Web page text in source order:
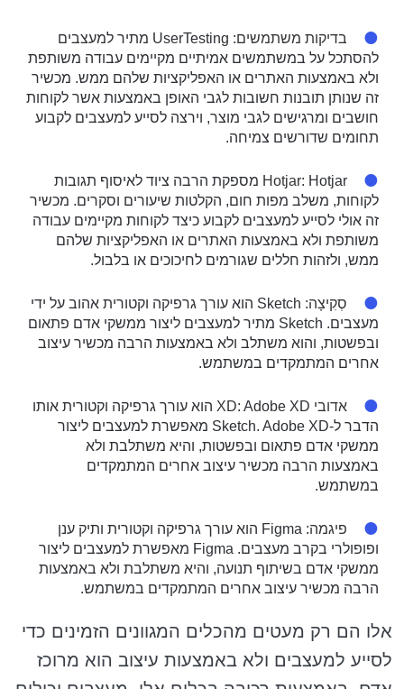
בדיקות משתמשים
: UserTesting מתיר למעצבים
להסתכל על במשתמשים אמיתיים מקיימים עבודה משותפת
ולא באמצעות האתרים או האפליקציות שלהם ממש. מכשיר
זה שנותן תובנות חשובות לגבי האופן באמצעות אשר לקוחות
חושבים ומרגישים לגבי מוצר, וירצה לסייע למעצבים לקבוע
תחומים שדורשים צמיחה.
Hotjar : Hotjar מספקת הרבה ציוד לאיסוף תגובות
לקוחות, משלב מפות חום, הקלטות שיעורים וסקרים. מכשיר
זה אולי לסייע למעצבים לקבוע כיצד לקוחות מקיימים עבודה
משותפת ולא באמצעות האתרים או האפליקציות שלהם
ממש, ולזהות חללים שגורמים לחיכוכים או בלבול.
סְקִיצָה
: Sketch הוא עורך גרפיקה וקטורית אהוב על ידי
מעצבים. Sketch מתיר למעצבים ליצור ממשקי אדם פתאום
ובפשטות, והוא משתלב ולא באמצעות הרבה מכשיר עיצוב
אחרים המתמקדים במשתמש.
אדובי XD
: Adobe XD הוא עורך גרפיקה וקטורית אותו
הדבר ל-Sketch. Adobe XD מאפשרת למעצבים ליצור
ממשקי אדם פתאום ובפשטות, והיא משתלבת ולא
באמצעות הרבה מכשיר עיצוב אחרים המתמקדים
במשתמש.
פיגמה
: Figma הוא עורך גרפיקה וקטורית ותיק ענן
ופופולרי בקרב מעצבים. Figma מאפשרת למעצבים ליצור
ממשקי אדם בשיתוף תנועה, והיא משתלבת ולא באמצעות
הרבה מכשיר עיצוב אחרים המתמקדים במשתמש.
אלו הם רק מעטים מהכלים המגוונים הזמינים כדי
לסייע למעצבים ולא באמצעות עיצוב הוא מרוכז